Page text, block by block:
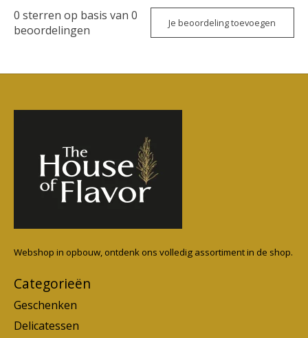
0 sterren op basis van 0
beoordelingen
Je beoordeling toevoegen
Webshop in opbouw, ontdenk ons volledig assortiment in de shop.
Categorieën
Geschenken
Delicatessen